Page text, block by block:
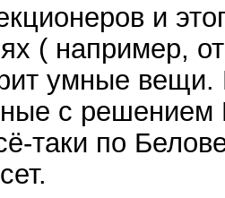
и
( например,
умные
с
таки по